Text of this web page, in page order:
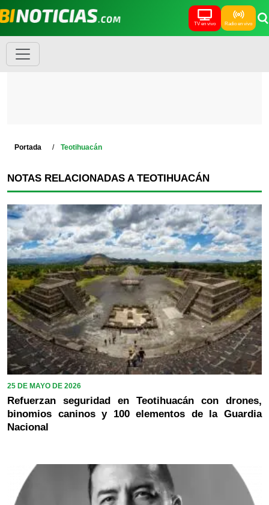
TV en vivo Radio en vivo
Portada Teotihuacán
NOTAS RELACIONADAS A TEOTIHUACÁN
25 DE MAYO DE 2026
Refuerzan seguridad en Teotihuacán con drones,
binomios caninos y 100 elementos de la Guardia
Nacional